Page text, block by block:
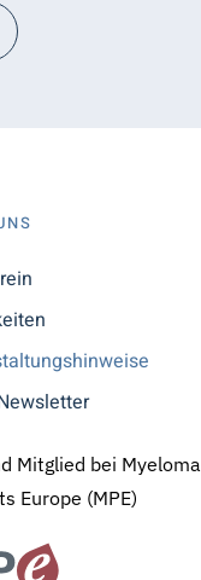
Mitglied bei Myeloma
Europe (MPE)